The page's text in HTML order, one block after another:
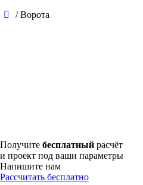
/ Ворота
Получите бесплатный расчёт
и проект под ваши параметры
Напишите нам
Рассчитать бесплатно